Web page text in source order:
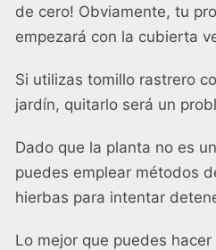
de cero! Obviamente, tu
empezará con la cubierta
Si utilizas tomillo rastrero
jardín, quitarlo será un
Dado que la planta no es
puedes emplear métodos
hierbas para intentar
Lo mejor que puedes